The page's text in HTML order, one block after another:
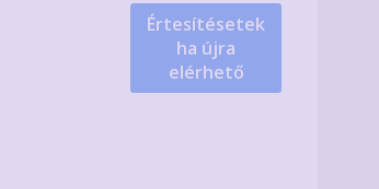
Értesítésetek
ha újra
elérhető